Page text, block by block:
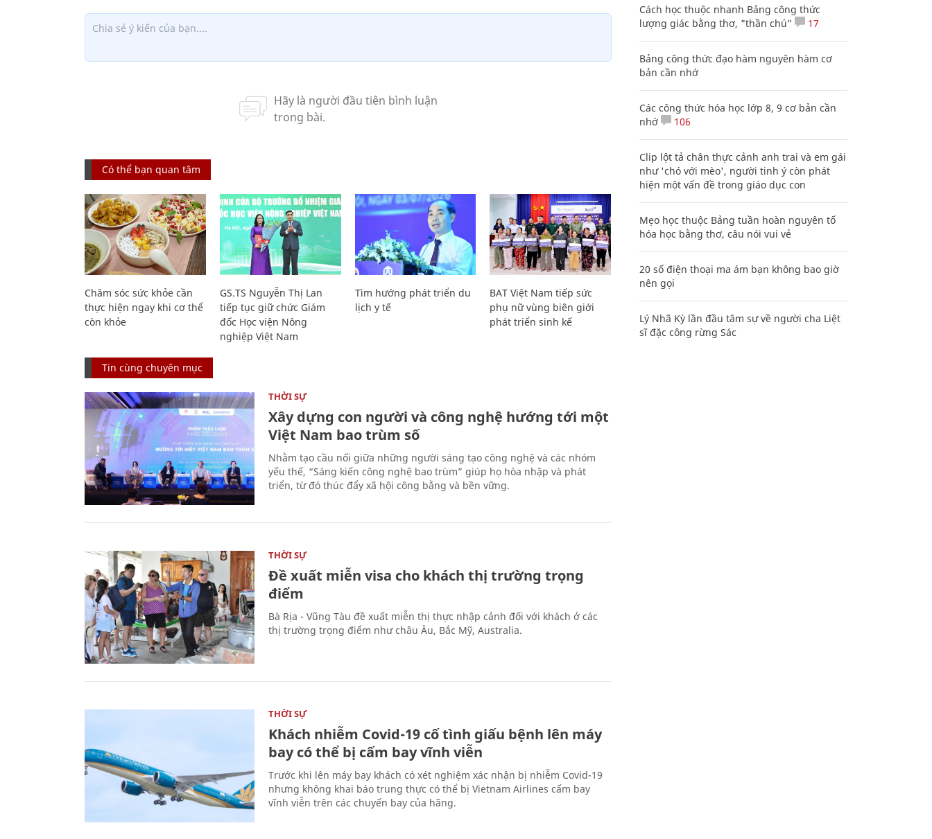
Có thể bạn quan tâm
Chăm sóc sức khỏe cần
thực hiện ngay khi cơ thể
còn khỏe
GS.TS Nguyễn Thị Lan
tiếp tục giữ chức Giám
đốc Học viện Nông
nghiệp Việt Nam
Tìm hướng phát triển du
lịch y tế
BAT Việt Nam tiếp sức
phụ nữ vùng biên giới
phát triển sinh kế
Tin cùng chuyên mục
THỜI SỰ
Xây dựng con người và công nghệ hướng tới một
Việt Nam bao trùm số
Nhằm tạo cầu nối giữa những người sáng tạo công nghệ và các nhóm
yếu thế, “Sáng kiến công nghệ bao trùm” giúp họ hòa nhập và phát
triển, từ đó thúc đẩy xã hội công bằng và bền vững.
THỜI SỰ
Đề xuất miễn visa cho khách thị trường trọng
điểm
Bà Rịa - Vũng Tàu đề xuất miễn thị thực nhập cảnh đối với khách ở các
thị trường trọng điểm như châu Âu, Bắc Mỹ, Australia.
THỜI SỰ
Khách nhiễm Covid-19 cố tình giấu bệnh lên máy
bay có thể bị cấm bay vĩnh viễn
Trước khi lên máy bay khách có xét nghiệm xác nhận bị nhiễm Covid-19
nhưng không khai báo trung thực có thể bị Vietnam Airlines cấm bay
vĩnh viễn trên các chuyến bay của hãng.
Cách học thuộc nhanh Bảng công thức
lượng giác bằng thơ, "thần chú"
17
Bảng công thức đạo hàm nguyên hàm cơ
bản cần nhớ
Các công thức hóa học lớp 8, 9 cơ bản cần
nhớ
106
Clip lột tả chân thực cảnh anh trai và em gái
như 'chó với mèo', người tinh ý còn phát
hiện một vấn đề trong giáo dục con
Mẹo học thuộc Bảng tuần hoàn nguyên tố
hóa học bằng thơ, câu nói vui vẻ
20 số điện thoại ma ám bạn không bao giờ
nên gọi
Lý Nhã Kỳ lần đầu tâm sự về người cha Liệt
sĩ đặc công rừng Sác